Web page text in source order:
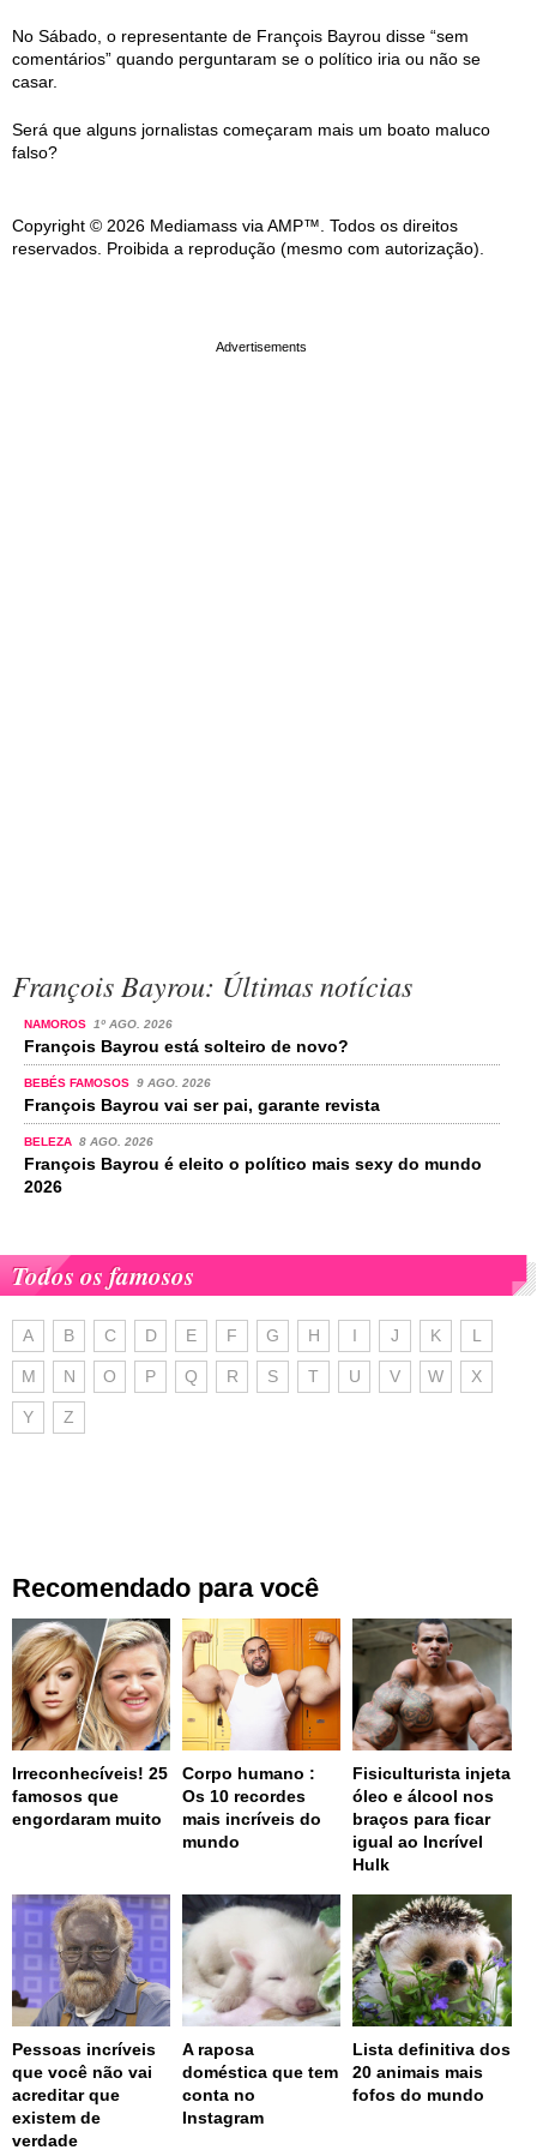
No Sábado, o representante de François Bayrou disse “sem
comentários” quando perguntaram se o político iria ou não se
casar.
Será que alguns jornalistas começaram mais um boato maluco
falso?
Copyright © 2026 Mediamass via AMP™. Todos os direitos
reservados. Proibida a reprodução (mesmo com autorização).
François Bayrou: Últimas notícias
NAMOROS 1º AGO. 2026
François Bayrou está solteiro de novo?
BEBÉS FAMOSOS 9 AGO. 2026
François Bayrou vai ser pai, garante revista
BELEZA 8 AGO. 2026
François Bayrou é eleito o político mais sexy do mundo
2026
Todos os famosos
A B C D E F G H I J K L
M N O P Q R S T U V W X
Y Z
Recomendado para você
Irreconhecíveis! 25
famosos que
engordaram muito
Corpo humano :
Os 10 recordes
mais incríveis do
mundo
Fisiculturista injeta
óleo e álcool nos
braços para ficar
igual ao Incrível
Hulk
Pessoas incríveis
que você não vai
acreditar que
existem de
verdade
A raposa
doméstica que tem
conta no
Instagram
Lista definitiva dos
20 animais mais
fofos do mundo